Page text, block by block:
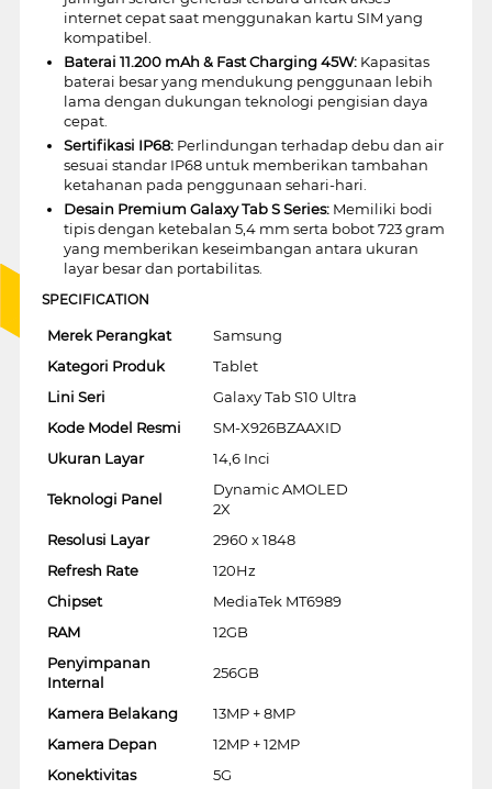
internet cepat saat menggunakan kartu SIM yang
kompatibel.
Baterai 11.200 mAh & Fast Charging 45W:Kapasitas
baterai besar yang mendukung penggunaan lebih
lama dengan dukungan teknologi pengisian daya
cepat.
Sertifikasi IP68:Perlindungan terhadap debu dan air
sesuai standar IP68 untuk memberikan tambahan
ketahanan pada penggunaan sehari-hari.
Desain Premium Galaxy Tab S Series:Memiliki bodi
tipis dengan ketebalan 5,4 mm serta bobot 723 gram
yang memberikan keseimbangan antara ukuran
layar besar dan portabilitas.
SPECIFICATION
Merek Perangkat
Samsung
Kategori Produk
Tablet
Lini Seri
Galaxy Tab S10 Ultra
Kode Model Resmi
SM-X926BZAAXID
Ukuran Layar
14,6 Inci
Teknologi Panel
Dynamic AMOLED
2X
Resolusi Layar
2960 x 1848
Refresh Rate
120Hz
Chipset
MediaTek MT6989
RAM
12GB
Penyimpanan
Internal
256GB
Kamera Belakang
13MP + 8MP
Kamera Depan
12MP + 12MP
Konektivitas
5G